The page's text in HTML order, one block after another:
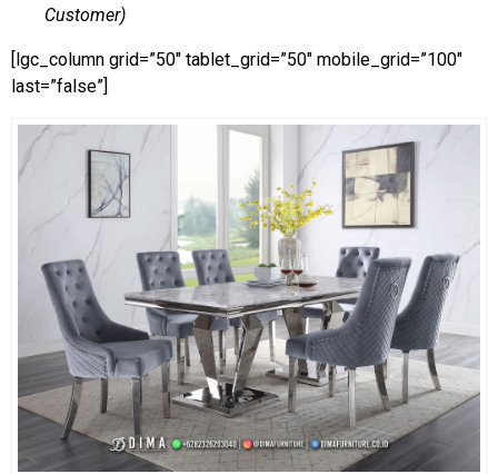
Customer)
[lgc_column grid=”50″ tablet_grid=”50″ mobile_grid=”100″
last=”false”]